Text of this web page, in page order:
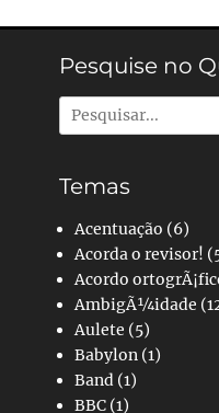
Pesquise no
Pesquisar
por:
Temas
Acentuação (6)
Acorda o revisor!
Acordo
AmbigÃ¼idade
Aulete (5)
Babylon (1)
Band (1)
BBC (1)